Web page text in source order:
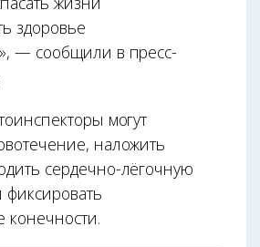
здоровье
— сообщили в пресс-
могут
наложить
сердечно-лёгочную